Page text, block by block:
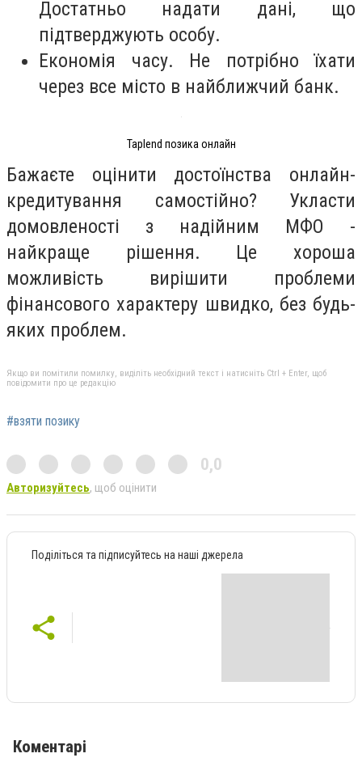
Достатньо надати дані, що
підтверджують особу.
Економія часу. Не потрібно їхати
через все місто в найближчий банк.
Taplend позика онлайн
Бажаєте оцінити достоїнства онлайн-
кредитування самостійно? Укласти
домовленості з надійним МФО -
найкраще рішення. Це хороша
можливість вирішити проблеми
фінансового характеру швидко, без будь-
яких проблем.
Якщо ви помітили помилку, виділіть необхідний текст і натисніть Ctrl + Enter, щоб
повідомити про це редакцію
#взяти позику
0,0
Авторизуйтесь, щоб оцінити
Поділіться та підписуйтесь на наші джерела
Коментарі